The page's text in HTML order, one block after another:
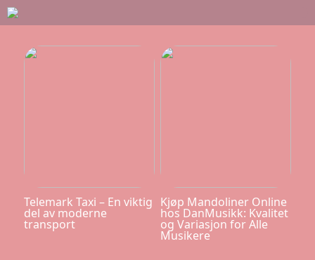
Telemark Taxi – En viktig
del av moderne
transport
Kjøp Mandoliner Online
hos DanMusikk: Kvalitet
og Variasjon for Alle
Musikere